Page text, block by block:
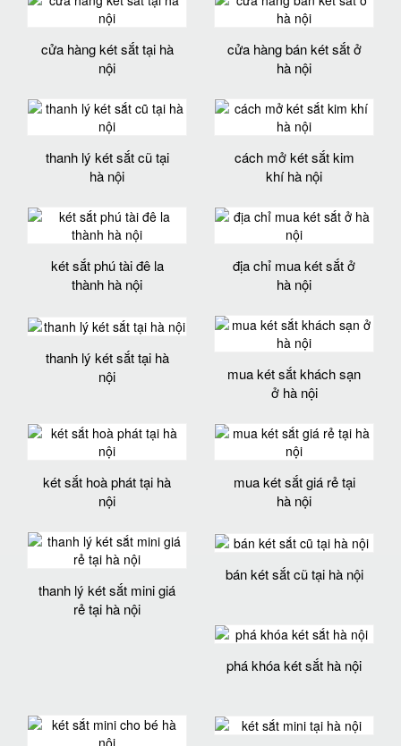
cửa hàng két sắt tại hà
nội
cửa hàng bán két sắt ở
hà nội
thanh lý két sắt cũ tại
hà nội
cách mở két sắt kim
khí hà nội
két sắt phú tài đê la
thành hà nội
địa chỉ mua két sắt ở
hà nội
thanh lý két sắt tại hà
nội
mua két sắt khách sạn
ở hà nội
két sắt hoà phát tại hà
nội
mua két sắt giá rẻ tại
hà nội
thanh lý két sắt mini giá
rẻ tại hà nội
bán két sắt cũ tại hà nội
phá khóa két sắt hà nội